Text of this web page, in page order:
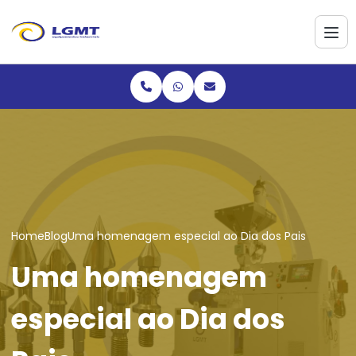
HomeBlogUma homenagem especial ao Dia dos Pais
Uma homenagem
especial ao Dia dos